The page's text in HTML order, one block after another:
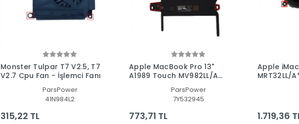
Monster Tulpar T7 V2.5, T7
V2.7 Cpu Fan - İşlemci Fanı
ParsPower
41N984L2
315,22 TL
Apple MacBook Pro 13"
A1989 Touch MV982LL/A
ParsPower
7Y532945
773,71 TL
Apple iMac
MRT32LL/
1.719,36